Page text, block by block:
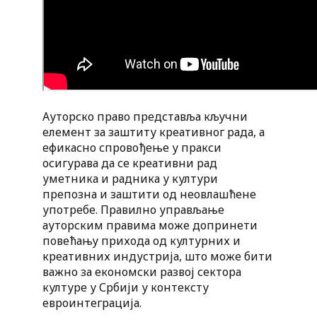
Ауторско право представља кључни
елемент за заштиту креативног рада, а
ефикасно спровођење у пракси
осигурава да се креативни рад
уметника и радника у култури
препозна и заштити од неовлашћене
употребе. Правилно управљање
ауторским правима може допринети
повећању прихода од културних и
креативних индустрија, што може бити
важно за економски развој сектора
културе у Србији у контексту
евроинтеграција.